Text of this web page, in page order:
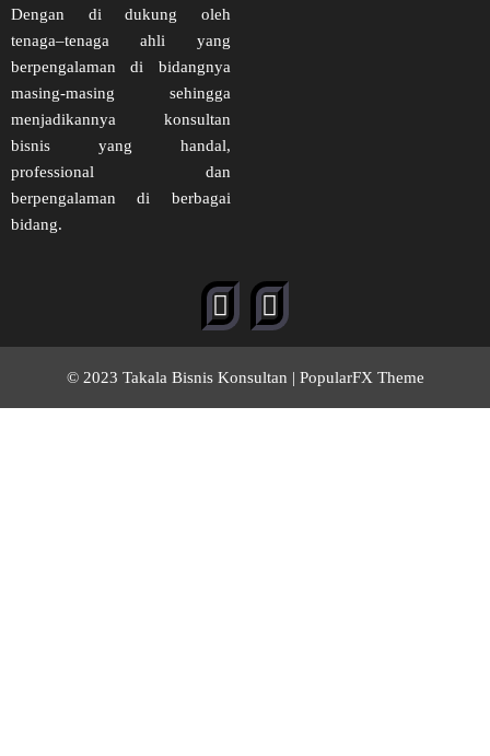
Dengan di dukung oleh
tenaga–tenaga ahli yang
berpengalaman di bidangnya
masing-masing sehingga
menjadikannya konsultan
bisnis yang handal,
professional dan
berpengalaman di berbagai
bidang.
© 2023 Takala Bisnis Konsultan | PopularFX Theme